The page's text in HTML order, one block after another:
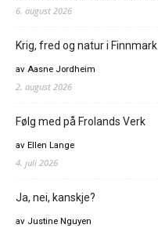
6. august 2026
Krig, fred og natur i Finnmark
av Aasne Jordheim
2. august 2026
Følg med på Frolands Verk
av Ellen Lange
4. juli 2026
Ja, nei, kanskje?
av Justine Nguyen